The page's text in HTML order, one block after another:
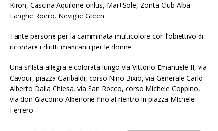
Kiron, Cascina Aquilone onlus, Mai+Sole, Zonta Club Alba
Langhe Roero, Neviglie Green.
Tante persone per la camminata multicolore con l’obiettivo di
ricordare i diritti mancanti per le donne.
Una sfilata allegra e colorata lungo via Vittorio Emanuele II, via
Cavour, piazza Garibaldi, corso Nino Bixio, via Generale Carlo
Alberto Dalla Chiesa, via San Rocco, corso Michele Coppino,
via don Giacomo Alberione fino al rientro in piazza Michele
Ferrero.